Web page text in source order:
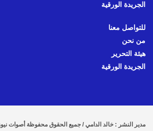
الجريدة الورقية
للتواصل معنا
من نحن
هيئة التحرير
الجريدة الورقية
مدير النشر : خالد الدامي / جميع الحقوق محفوظة أصوات نيوز ©